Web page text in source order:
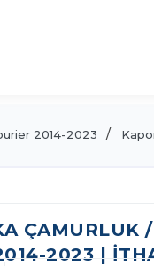
2014-2023
ÇAMURLUK
2023 |